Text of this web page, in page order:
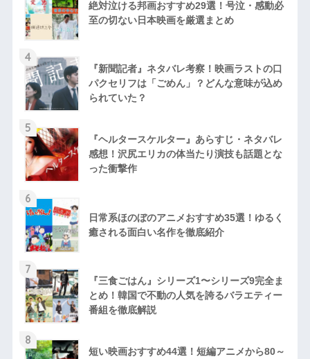
絶対泣ける邦画おすすめ29選！号泣・感動必
至の切ない日本映画を厳選まとめ
4
『新聞記者』ネタバレ考察！映画ラストの口
パクセリフは「ごめん」？どんな意味が込め
られていた？
5
『ヘルタースケルター』あらすじ・ネタバレ
感想！沢尻エリカの体当たり演技も話題とな
った衝撃作
6
日常系ほのぼのアニメおすすめ35選！ゆるく
癒される面白い名作を徹底紹介
7
『三食ごはん』シリーズ1〜シリーズ9完全ま
とめ！韓国で不動の人気を誇るバラエティー
番組を徹底解説
8
短い映画おすすめ44選！短編アニメから80～